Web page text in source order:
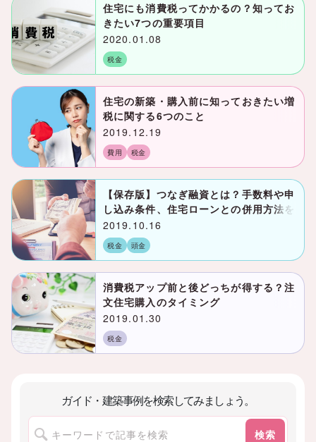
住宅にも消費税ってかかるの？知ってお
きたい7つの重要項目
2020.01.08
税金
住宅の新築・購入前に知っておきたい増
税に関する6つのこと
2019.12.19
費用 税金
【保存版】つなぎ融資とは？手数料や申
し込み条件、住宅ローンとの併用方法を
解説！
2019.10.16
税金 頭金
消費税アップ前と後どっちが得する？注
文住宅購入のタイミング
2019.01.30
税金
ガイド・建築事例を検索してみましょう。
検索